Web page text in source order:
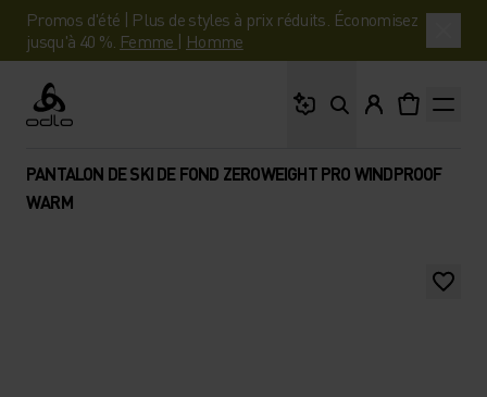
Promos d'été | Plus de styles à prix réduits. Économisez
jusqu'à 40 %. Femme | Homme
Odlo
PANTALON DE SKI DE FOND ZEROWEIGHT PRO WINDPROOF
WARM